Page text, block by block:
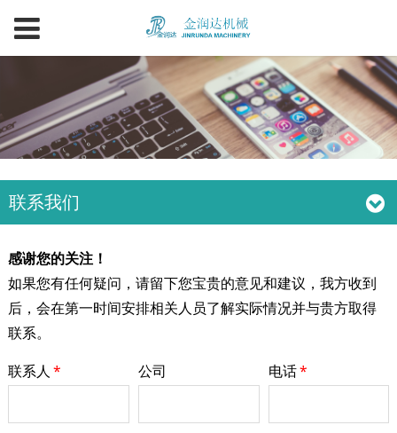
联系我们
感谢您的关注！
如果您有任何疑问，请留下您宝贵的意见和建议，我方收到
后，会在第一时间安排相关人员了解实际情况并与贵方取得
联系。
联系人 * 公司 电话*